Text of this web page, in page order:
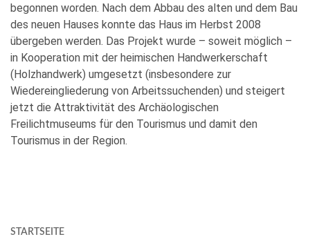
begonnen worden. Nach dem Abbau des alten und dem Bau
des neuen Hauses konnte das Haus im Herbst 2008
übergeben werden. Das Projekt wurde – soweit möglich –
in Kooperation mit der heimischen Handwerkerschaft
(Holzhandwerk) umgesetzt (insbesondere zur
Wiedereingliederung von Arbeitssuchenden) und steigert
jetzt die Attraktivität des Archäologischen
Freilichtmuseums für den Tourismus und damit den
Tourismus in der Region.
STARTSEITE